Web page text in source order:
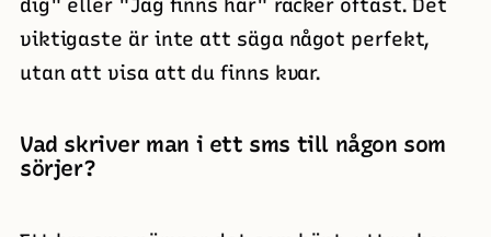
dig" eller "Jag finns här" räcker oftast. Det
viktigaste är inte att säga något perfekt,
utan att visa att du finns kvar.
Vad skriver man i ett sms till någon som
sörjer?